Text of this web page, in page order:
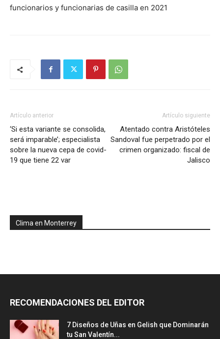
funcionarios y funcionarias de casilla en 2021
Artículo anterior
‘Si esta variante se consolida,
será imparable’; especialista
sobre la nueva cepa de covid-
19 que tiene 22 var
Artículo siguiente
Atentado contra Aristóteles
Sandoval fue perpetrado por el
crimen organizado: fiscal de
Jalisco
Clima en Monterrey
RECOMENDACIONES DEL EDITOR
7 Diseños de Uñas en Gelish que Dominarán
tu San Valentín...